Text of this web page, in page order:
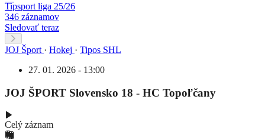
Tipsport liga 25/26
346 záznamov
Sledovať teraz
JOJ Šport · Hokej · Tipos SHL
27. 01. 2026 - 13:00
JOJ ŠPORT Slovensko 18 - HC Topoľčany
Celý záznam